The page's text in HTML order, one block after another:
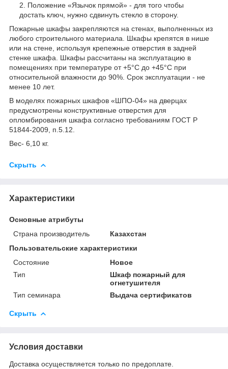
Положение «Язычок прямой» - для того чтобы
достать ключ, нужно сдвинуть стекло в сторону.
Пожарные шкафы закрепляются на стенах, выполненных из
любого строительного материала. Шкафы крепятся в нише
или на стене, используя крепежные отверстия в задней
стенке шкафа. Шкафы рассчитаны на эксплуатацию в
помещениях при температуре от +5°С до +45°С при
относительной влажности до 90%. Срок эксплуатации - не
менее 10 лет.
В моделях пожарных шкафов «ШПО-04» на дверцах
предусмотрены конструктивные отверстия для
опломбирования шкафа согласно требованиям ГОСТ Р
51844-2009, п.5.12.
Вес- 6,10 кг.
Скрыть
Характеристики
Основные атрибуты
Страна производитель
Казахстан
Пользовательские характеристики
Состояние
Новое
Тип
Шкаф пожарный для
огнетушителя
Тип семинара
Выдача сертификатов
Скрыть
Условия доставки
Доставка осуществляется только по предоплате.